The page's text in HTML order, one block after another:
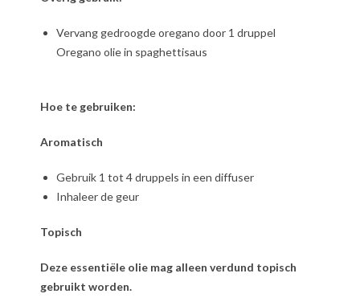
Vervang gedroogde oregano door 1 druppel
Oregano olie in spaghettisaus
Hoe te gebruiken:
Aromatisch
Gebruik 1 tot 4 druppels in een diffuser
Inhaleer de geur
Topisch
Deze essentiële olie mag alleen verdund topisch
gebruikt worden.